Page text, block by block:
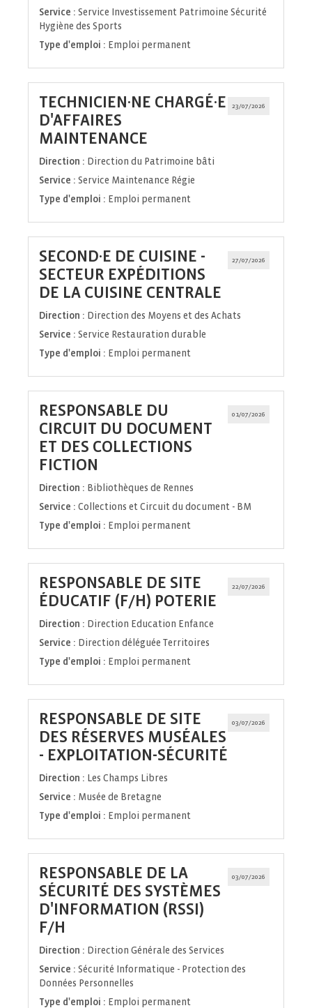
Service : Service Investissement Patrimoine Sécurité
Hygiène des Sports
Type d'emploi : Emploi permanent
23/07/2026
TECHNICIEN·NE CHARGÉ·E
D'AFFAIRES
MAINTENANCE
fenêtre)
Direction : Direction du Patrimoine bâti
Service : Service Maintenance Régie
Type d'emploi : Emploi permanent
27/07/2026
SECOND·E DE CUISINE -
SECTEUR EXPÉDITIONS
DE LA CUISINE CENTRALE
fenêtre)
Direction : Direction des Moyens et des Achats
Service : Service Restauration durable
Type d'emploi : Emploi permanent
01/07/2026
RESPONSABLE DU
CIRCUIT DU DOCUMENT
ET DES COLLECTIONS
FICTION
fenêtre)
Direction : Bibliothèques de Rennes
Service : Collections et Circuit du document - BM
Type d'emploi : Emploi permanent
22/07/2026
RESPONSABLE DE SITE
ÉDUCATIF (F/H) POTERIE
Direction : Direction Education Enfance
Service : Direction déléguée Territoires
Type d'emploi : Emploi permanent
03/07/2026
RESPONSABLE DE SITE
DES RÉSERVES MUSÉALES
- EXPLOITATION-SÉCURITÉ
Direction : Les Champs Libres
Service : Musée de Bretagne
Type d'emploi : Emploi permanent
03/07/2026
RESPONSABLE DE LA
SÉCURITÉ DES SYSTÈMES
D'INFORMATION (RSSI)
F/H
fenêtre)
Direction : Direction Générale des Services
Service : Sécurité Informatique - Protection des
Données Personnelles
Type d'emploi : Emploi permanent